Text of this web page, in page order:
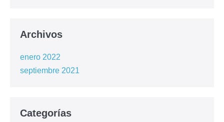
Archivos
enero 2022
septiembre 2021
Categorías